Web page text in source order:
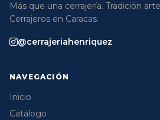
Más que una cerrajería. Tradición
Cerrajeros en Caracas.
@cerrajeriahenriquez
NAVEGACIÓN
Inicio
Catálogo